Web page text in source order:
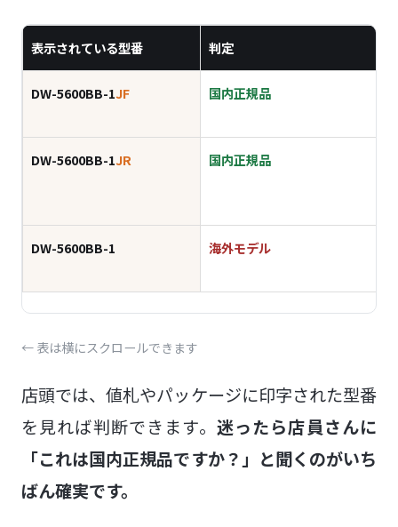
表示されている型番 判定
DW-5600BB-1JF 国内正規品
DW-5600BB-1JR 国内正規品
DW-5600BB-1 海外モデル
← 表は横にスクロールできます
店頭では、値札やパッケージに印字された型番
を見れば判断できます。 迷ったら店員さんに
「これは国内正規品ですか？」と聞くのがいち
ばん確実です。